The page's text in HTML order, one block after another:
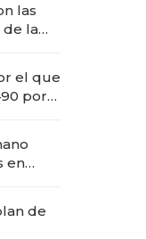
las
de la
el que
por
en
de